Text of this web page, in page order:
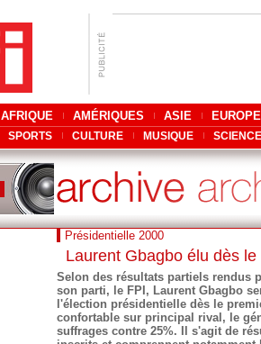
AFRIQUE AMÉRIQUES ASIE EUROPE
SPORTS CULTURE MUSIQUE SCIENCE
Présidentielle 2000
Laurent Gbagbo élu dès
Selon des résultats partiels rendus
son parti, le FPI, Laurent Gbagbo
l'élection présidentielle dès le
confortable sur principal rival, le
suffrages contre 25%. Il s'agit de